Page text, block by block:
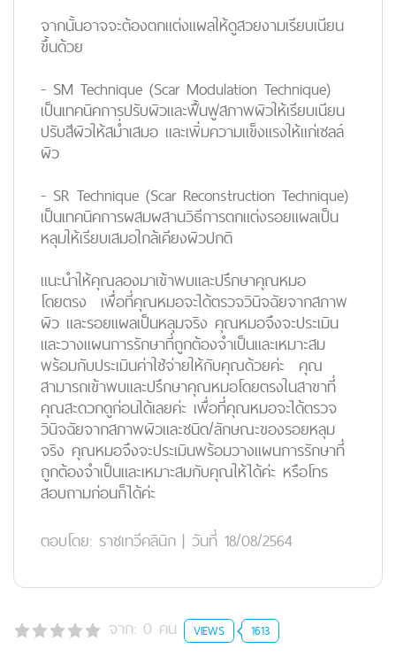
จากนั้นอาจจะต้องตกแต่งแผลให้ดูสวยงามเรียบเนียน
ขึ้นด้วย
- SM Technique (Scar Modulation Technique)
เป็นเทคนิคการปรับผิวและฟื้นฟูสภาพผิวให้เรียบเนียน
ปรับสีผิวให้สม่ำเสมอ และเพิ่มความแข็งแรงให้แก่เซลล์
ผิว
- SR Technique (Scar Reconstruction Technique)
เป็นเทคนิคการผสมผสานวิธีการตกแต่งรอยแผลเป็น
หลุมให้เรียบเสมอใกล้เคียงผิวปกติ
แนะนำให้คุณลองมาเข้าพบและปรึกษาคุณหมอ
โดยตรง เพื่อที่คุณหมอจะได้ตรวจวินิจฉัยจากสภาพ
ผิว และรอยแผลเป็นหลุมจริง คุณหมอจึงจะประเมิน
และวางแผนการรักษาที่ถูกต้องจำเป็นและเหมาะสม
พร้อมกับประเมินค่าใช้จ่ายให้กับคุณด้วยค่ะ คุณ
สามารถเข้าพบและปรึกษาคุณหมอโดยตรงในสาขาที่
คุณสะดวกดูก่อนได้เลยค่ะ เพื่อที่คุณหมอจะได้ตรวจ
วินิจฉัยจากสภาพผิวและชนิด/ลักษณะของรอยหลุม
จริง คุณหมอจึงจะประเมินพร้อมวางแผนการรักษาที่
ถูกต้องจำเป็นและเหมาะสมกับคุณให้ได้ค่ะ หรือโทร
สอบถามก่อนก็ได้ค่ะ
ตอบโดย: ราชเทวีคลินิก | วันที่ 18/08/2564
จาก: 0 คน VIEWS 1613